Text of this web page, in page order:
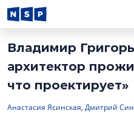
Владимир
архитектор
что проектирует»
Анастасия Ясинская, Дмитрий